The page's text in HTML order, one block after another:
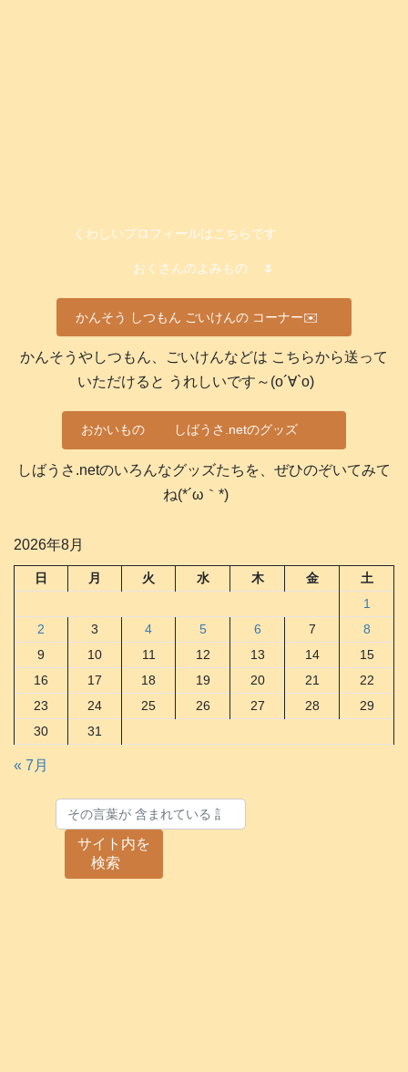
くわしいプロフィールはこちらです
おくさんのよみもの 🌷
かんそう しつもん ごいけんの コーナー✉️
かんそうやしつもん、ごいけんなどは こちらから送って
いただけると うれしいです～(о´∀`о)
おかいもの しばうさ.netのグッズ
しばうさ.netのいろんなグッズたちを、ぜひのぞいてみて
ね(*´ω｀*)
2026年8月
日 月 火 水 木 金
土
1
2
3 4 5 6 7
8
9
10 11 12 13 14
15
16
17 18 19 20 21
22
23
24 25 26 27 28
29
30
31
« 7月
サイト内を
検索